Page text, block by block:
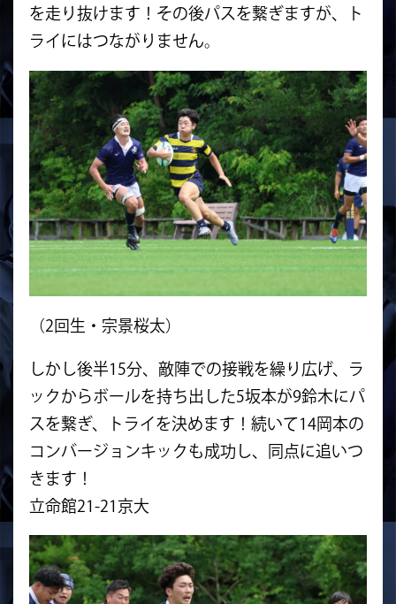
を走り抜けます！その後パスを繋ぎますが、ト
ライにはつながりません。
（2回生・宗景桜太）
しかし後半15分、敵陣での接戦を繰り広げ、ラ
ックからボールを持ち出した5坂本が9鈴木にパ
スを繋ぎ、トライを決めます！続いて14岡本の
コンバージョンキックも成功し、同点に追いつ
きます！
立命館21-21京大